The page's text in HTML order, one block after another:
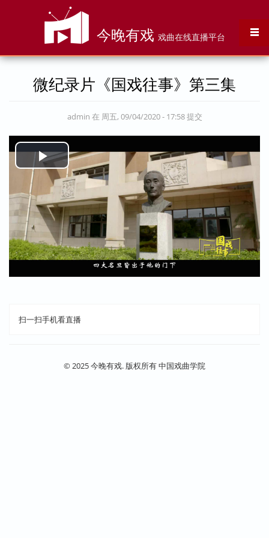
今晚有戏 戏曲在线直播平台
微纪录片《国戏往事》第三集
admin 在 周五, 09/04/2020 - 17:58 提交
Play
Video
扫一扫手机看直播
© 2025 今晚有戏. 版权所有 中国戏曲学院